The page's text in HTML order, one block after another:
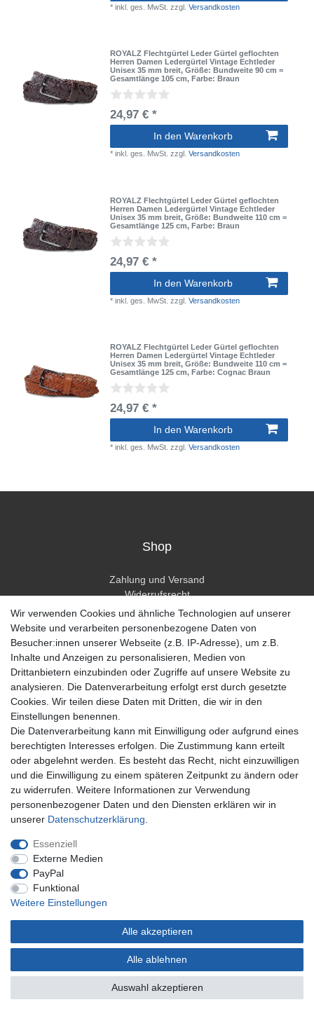
*inkl. ges. MwSt. zzgl.Versandkosten
ROYALZ Flechtgürtel Leder Gürtel geflochten
Herren Damen Ledergürtel Vintage Echtleder
Unisex 35 mm breit, Größe: Bundweite 90 cm =
Gesamtlänge 105 cm, Farbe: Braun
24,97 € *
In den Warenkorb
*inkl. ges. MwSt. zzgl.Versandkosten
ROYALZ Flechtgürtel Leder Gürtel geflochten
Herren Damen Ledergürtel Vintage Echtleder
Unisex 35 mm breit, Größe: Bundweite 110 cm =
Gesamtlänge 125 cm, Farbe: Braun
24,97 € *
In den Warenkorb
*inkl. ges. MwSt. zzgl.Versandkosten
ROYALZ Flechtgürtel Leder Gürtel geflochten
Herren Damen Ledergürtel Vintage Echtleder
Unisex 35 mm breit, Größe: Bundweite 110 cm =
Gesamtlänge 125 cm, Farbe: Cognac Braun
24,97 € *
In den Warenkorb
*inkl. ges. MwSt. zzgl.Versandkosten
Shop
Zahlung und Versand
Widerrufsrecht
Widerrufsformular
Hilfe
Mein Konto
Registrieren
Anmelden
Unternehmen
Kontakt
Datenschutzerklärung
AGB Kundeninformationen
Impressum
Zahlung und Versand
* Gilt nur für Lieferungen nach Deutschland. Lieferzeiten für andere Länder siehe
© Copyright 2022 | Alle Rechte vorbehalten.
Wir verwenden Cookies und ähnliche Technologien auf unserer
Website und verarbeiten personenbezogene Daten von
Besucher:innen unserer Webseite (z.B. IP-Adresse), um z.B.
Inhalte und Anzeigen zu personalisieren, Medien von
Drittanbietern einzubinden oder Zugriffe auf unsere Website zu
analysieren. Die Datenverarbeitung erfolgt erst durch gesetzte
Cookies. Wir teilen diese Daten mit Dritten, die wir in den
Einstellungen benennen.
Die Datenverarbeitung kann mit Einwilligung oder aufgrund eines
berechtigten Interesses erfolgen. Die Zustimmung kann erteilt
oder abgelehnt werden. Es besteht das Recht, nicht einzuwilligen
und die Einwilligung zu einem späteren Zeitpunkt zu ändern oder
zu widerrufen. Weitere Informationen zur Verwendung
personenbezogener Daten und den Diensten erklären wir in
unserer Daten­schutz­erklärung
Essenziell
Externe Medien
PayPal
Funktional
Weitere Einstellungen
Alle akzeptieren
Alle ablehnen
Auswahl akzeptieren